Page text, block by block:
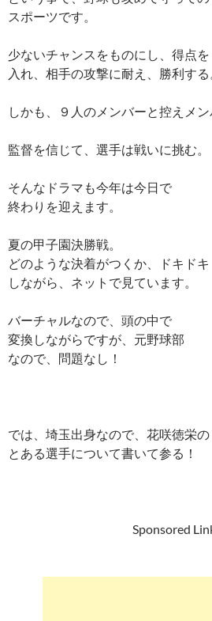
スポーツです。
少ないチャンスをものにし、得点を
入れ、相手の攻撃に耐え、勝利する
しかも、９人のメンバーと控えメン
監督を信じて、選手は戦いに挑む。
そんなドラマも今年は今日で
終わりを迎えます。
夏の甲子園決勝戦。
どのような決着がつくか、ドキドキ
しながら、ネットで見ています。
バーチャルなので、頭の中で
変換しながらですが、元野球部
なので、問題なし！
では、埼玉出身なので、花咲徳栄の
とある選手について書いて参る！
Sponsored